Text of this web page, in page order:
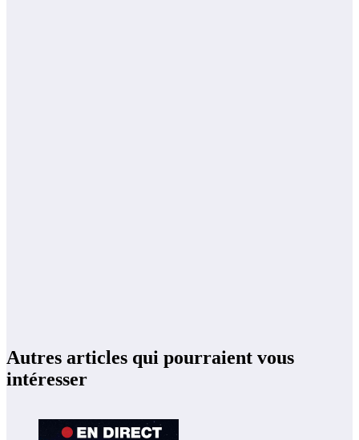
Autres articles qui pourraient vous
intéresser